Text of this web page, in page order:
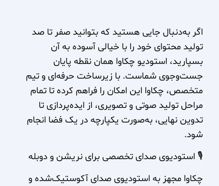
اگر به‌دنبال جایی هستید که بتوانید صفر تا صد
تولید محتوای خود را با خیالی آسوده به آن
بسپارید، استودیو چکاوا همان نقطه پایان
جست‌وجوی شماست. با زیرساخت حرفه‌ای و تیم
متخصص، چکاوا این امکان را فراهم کرده تا تمام
مراحل تولید صوتی و تصویری، از ایده‌پردازی تا
تدوین نهایی، به‌صورت یکپارچه در یک فضا انجام
شود.
🎙 استودیوی صدای تخصصی برای نریشن و دوبله
چکاوا مجهز به استودیوی صدای آکوستیک‌شده و